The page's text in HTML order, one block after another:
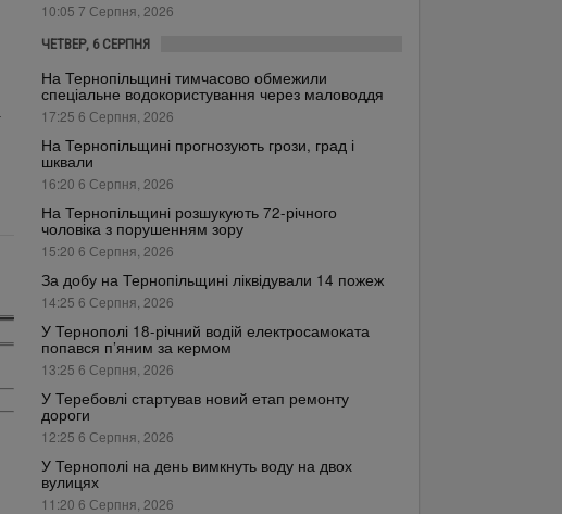
10:05 7 Серпня, 2026
ЧЕТВЕР, 6 СЕРПНЯ
На Тернопільщині тимчасово обмежили
спеціальне водокористування через маловоддя
17:25 6 Серпня, 2026
На Тернопільщині прогнозують грози, град і
шквали
16:20 6 Серпня, 2026
На Тернопільщині розшукують 72-річного
чоловіка з порушенням зору
15:20 6 Серпня, 2026
За добу на Тернопільщині ліквідували 14 пожеж
14:25 6 Серпня, 2026
У Тернополі 18-річний водій електросамоката
попався п’яним за кермом
13:25 6 Серпня, 2026
У Теребовлі стартував новий етап ремонту
дороги
12:25 6 Серпня, 2026
У Тернополі на день вимкнуть воду на двох
вулицях
11:20 6 Серпня, 2026